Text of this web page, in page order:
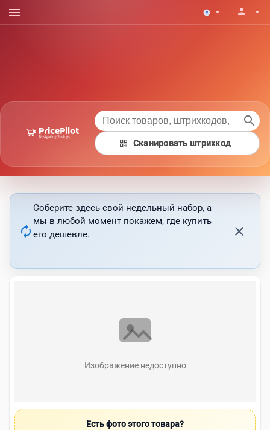
menu arrow_drop_down person arrow_drop_down
search
qr_code Сканировать штрихкод
autorenew
Соберите здесь свой недельный набор, а
мы в любой момент покажем, где купить
его дешевле.
close
Изображение недоступно
Есть фото этого товара?